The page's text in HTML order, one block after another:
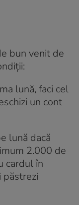
bun venit de
lună, faci cel
un cont
lună dacă
2.000 de
cardul în
păstrezi